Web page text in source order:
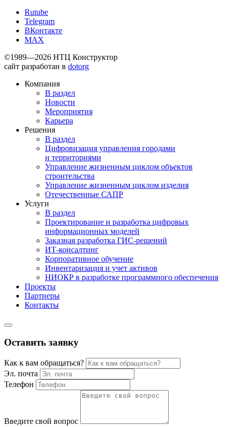
Rutube
Telegram
ВКонтакте
MAX
©1989—2026 НТЦ Конструктор
сайт разработан в dotorg
Компания
В раздел
Новости
Мероприятия
Карьера
Решения
В раздел
Цифровизация управления городами
и территориями
Управление жизненным циклом объектов
строительства
Управление жизненным циклом изделия
Отечественные САПР
Услуги
В раздел
Проектирование и разработка цифровых
информационных моделей
Заказная разработка ГИС‑решений
ИТ-консалтинг
Корпоративное обучение
Инвентаризация и учет активов
НИОКР в разработке программного обеспечения
Проекты
Партнеры
Контакты
Оставить заявку
Как к вам обращаться?
Эл. почта
Телефон
Введите свой вопрос